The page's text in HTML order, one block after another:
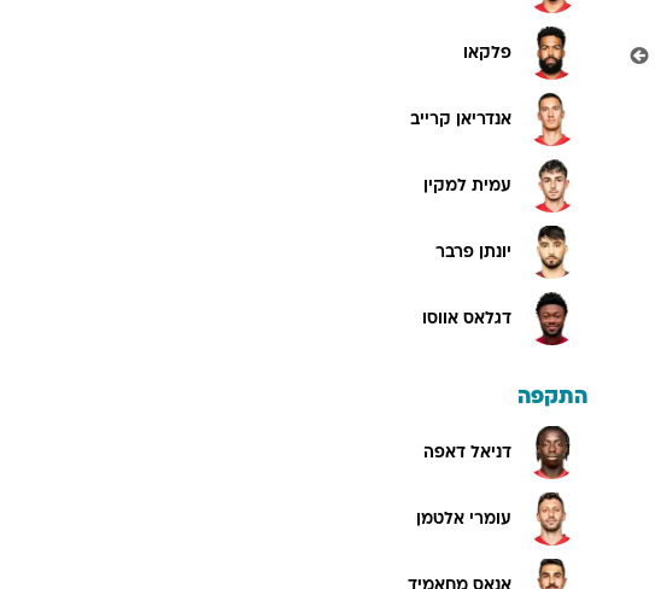
פלקאו
אנדריאן קרייב
עמית למקין
יונתן פרבר
דגלאס אווסו
התקפה
דניאל דאפה
עומרי אלטמן
אנאס מחאמיד